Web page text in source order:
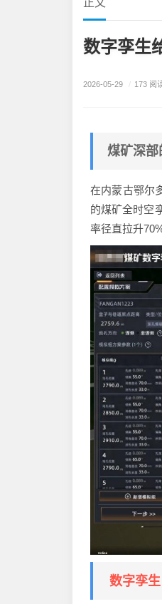
正文
数字孪生
2026-05-29 / 173 阅
煤矿深部
在内蒙古鄂尔
的煤矿全时空
率径直拉升
数字孪生